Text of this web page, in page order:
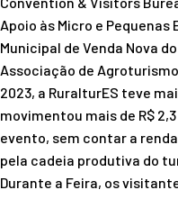
Apoio às Micro e
Municipal de Venda Nova
Associação de
2023, a RuralturES teve
movimentou mais de R$
evento, sem contar a
pela cadeia produtiva do
Durante a Feira, os